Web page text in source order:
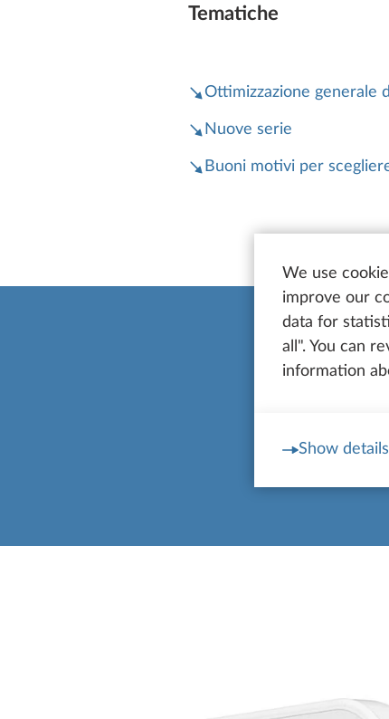
We use
improve our
data for
all". You can
information
Show details
Tematiche
Ottimizzazione generale
Nuove serie
Buoni motivi per